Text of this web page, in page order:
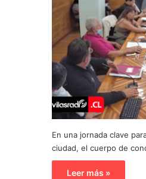
En una jornada clave
ciudad, el cuerpo de
Leer más »